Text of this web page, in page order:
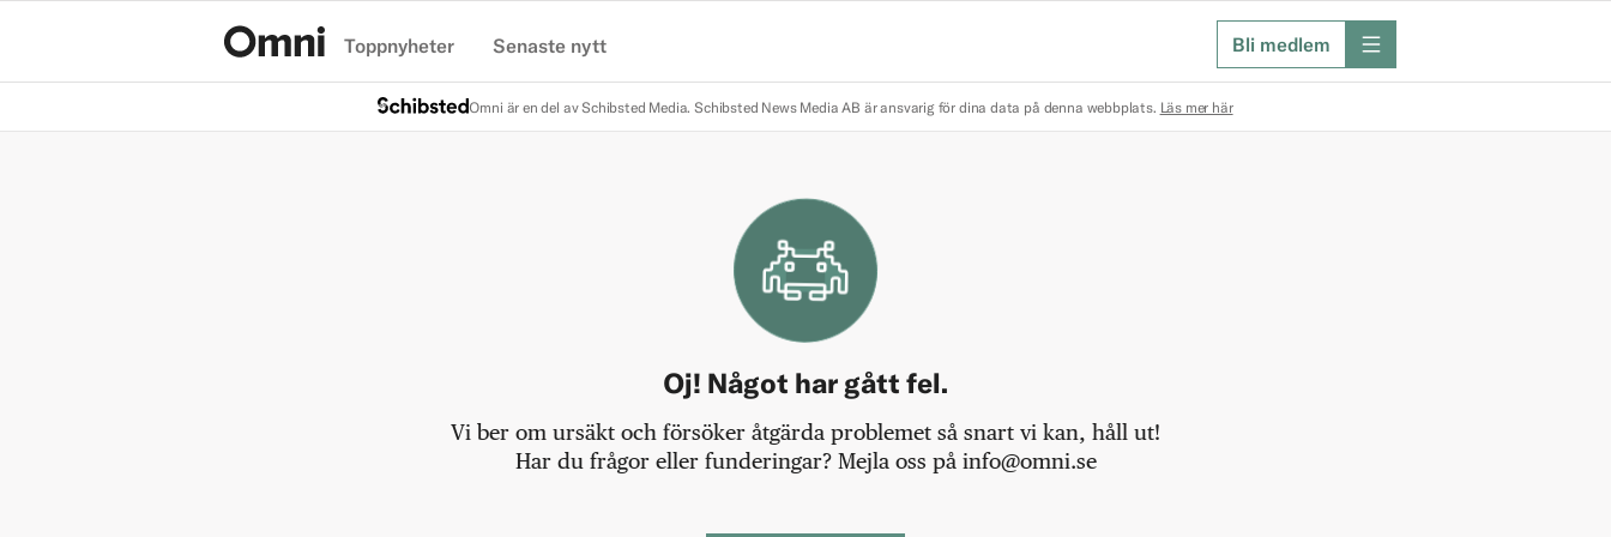
Toppnyheter Senaste nytt Bli medlem meny
Omni är en del av Schibsted Media. Schibsted News Media AB är ansvarig för dina data på denna webbplats. Läs mer här
Oj! Något har gått fel.
Vi ber om ursäkt och försöker åtgärda problemet så snart vi kan, håll ut!
Har du frågor eller funderingar? Mejla oss på info@omni.se